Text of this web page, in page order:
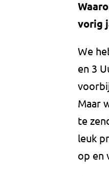
vorig
We
en 3
Maar
te
leuk
op en